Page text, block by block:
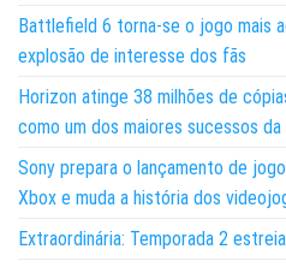
Battlefield 6 torna-se o jogo mais
explosão de interesse dos fãs
Horizon atinge 38 milhões de
como um dos maiores sucessos
Sony prepara o lançamento de
Xbox e muda a história dos
Extraordinária: Temporada 2